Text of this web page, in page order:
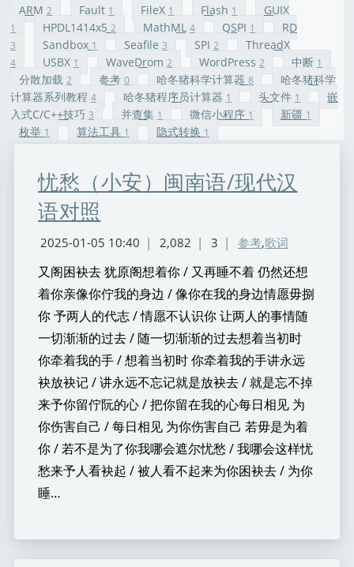
ARM 2 Fault 1 FileX 1 Flash 1 GUIX
1 HPDL1414x5 2 MathML 4 QSPI 1 RD
3 Sandbox 1 Seafile 3 SPI 2 ThreadX
4 USBX 1 WaveDrom 2 WordPress 2 中断 1
分散加载 2 参考 0 哈冬猪科学计算器 8
哈冬猪科学
计算器系列教程 4 哈冬猪程序员计算器 1 头文件 1
嵌
入式C/C++技巧 3 并查集 1 微信小程序 1 新疆 1
枚举 1 算法工具 1 隐式转换 1
忧愁（小安）闽南语/现代汉
语对照
2025-01-05 10:40 | 2,082 | 3 | 参考,歌词
又阁困袂去 犹原阁想着你 / 又再睡不着 仍然还想
着你亲像你佇我的身边 / 像你在我的身边情愿毋捌
你 予两人的代志 / 情愿不认识你 让两人的事情随
一切渐渐的过去 / 随一切渐渐的过去想着当初时
你牵着我的手 / 想着当初时 你牵着我的手讲永远
袂放袂记 / 讲永远不忘记就是放袂去 / 就是忘不掉
来予你留佇阮的心 / 把你留在我的心每日相见 为
你伤害自己 / 每日相见 为你伤害自己 若毋是为着
你 / 若不是为了你我哪会遮尔忧愁 / 我哪会这样忧
愁来予人看袂起 / 被人看不起来为你困袂去 / 为你
睡…